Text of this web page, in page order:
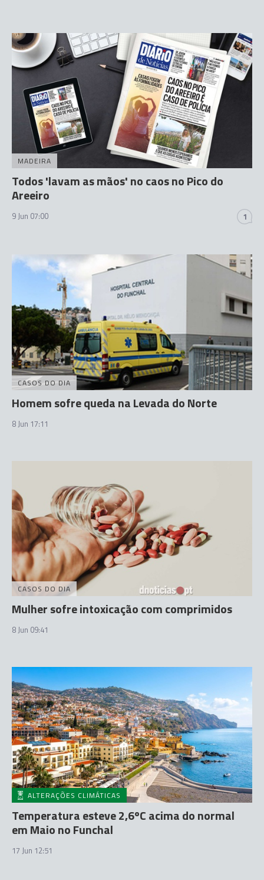
MADEIRA
Todos 'lavam as mãos' no caos no Pico do
Areeiro
9 Jun 07:00 1
CASOS DO DIA
Homem sofre queda na Levada do Norte
8 Jun 17:11
CASOS DO DIA
Mulher sofre intoxicação com comprimidos
8 Jun 09:41
ALTERAÇÕES CLIMÁTICAS
Temperatura esteve 2,6ºC acima do normal
em Maio no Funchal
17 Jun 12:51